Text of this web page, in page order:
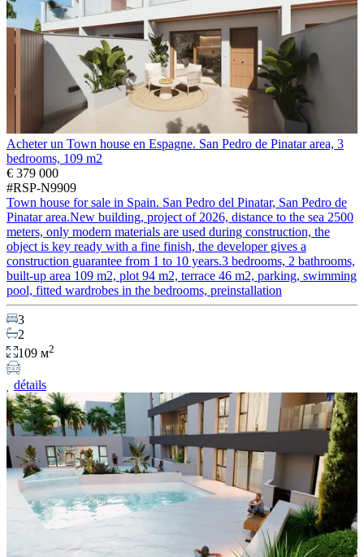
Acheter un Town house en Espagne. San Pedro de Pinatar area, 3
bedrooms, 109 m2
€ 379 000
#RSP-N9909
Town house for sale in Spain. San Pedro del Pinatar, San Pedro de
Pinatar area.New building, project of 2026, distance to the sea 2500
meters, only modern materials are used during construction, the
object is key ready with a fine finish, the developer gives a
construction guarantee from 1 to 10 years.3 bedrooms, 2 bathrooms,
built-up area 109 m2, plot 94 m2, terrace 46 m2, parking, swimming
pool, fitted wardrobes in the bedrooms, preinstallation
3
2
109 м2
détails